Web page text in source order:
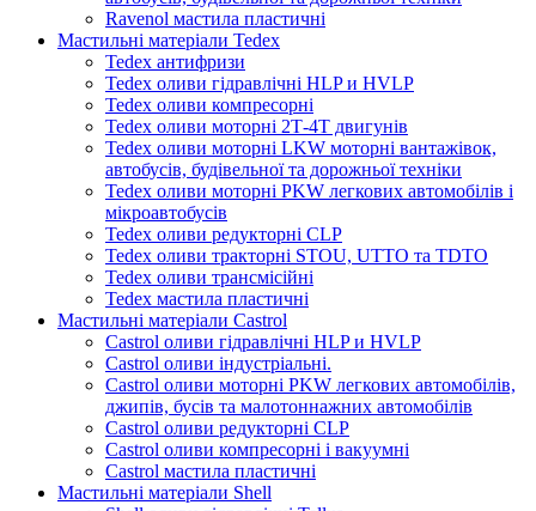
Ravenol мастила пластичні
Мастильні матеріали Tedex
Tedex антифризи
Tedex оливи гідравлічні HLP и HVLP
Tedex оливи компресорні
Tedex оливи моторні 2Т-4Т двигунів
Tedex оливи моторні LKW моторні вантажівок,
автобусів, будівельної та дорожньої техніки
Tedex оливи моторні PKW легкових автомобілів і
мікроавтобусів
Tedex оливи редукторні CLP
Tedex оливи тракторні STOU, UTTO та TDTO
Tedex оливи трансмісійні
Tedex мастила пластичні
Мастильні матеріали Castrol
Castrol оливи гідравлічні HLP и HVLP
Castrol оливи індустріальні.
Castrol оливи моторні PKW легкових автомобілів,
джипів, бусів та малотоннажних автомобілів
Castrol оливи редукторні CLP
Castrol оливи компресорні і вакуумні
Castrol мастила пластичні
Мастильні матеріали Shell